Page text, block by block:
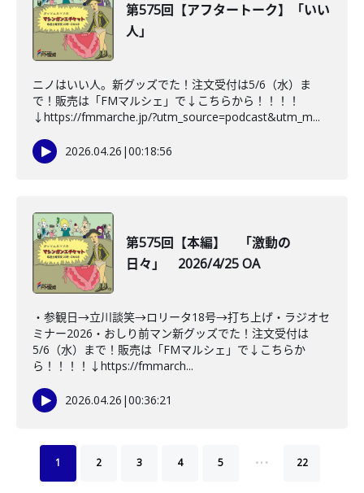
第575回【アフタートーク】「いい
人」
ニノはいい人。新グッズでた！注文受付は5/6（水）ま
で！販売は「FMマルシェ」で↓こちらから！！！！
↓https://fmmarche.jp/?utm_source=podcast&utm_m...
2026.04.26 |00:18:56
第575回【本編】 「激動の
日々」 2026/4/25 OA
・参観日→立川談笑→ロリータ18号→打ち上げ・ラジオセ
ミナー2026・おしり前マン新グッズでた！注文受付は
5/6（水）まで！販売は「FMマルシェ」で↓こちらか
ら！！！！↓https://fmmarch...
2026.04.26 |00:36:21
1 2 3 4 5 … 22